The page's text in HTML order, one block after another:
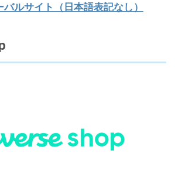
ルサイト（日本語表記なし）